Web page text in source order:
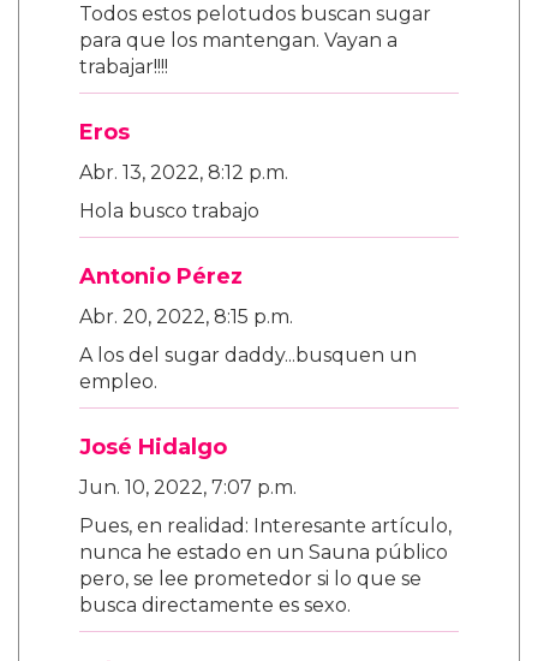
Todos estos pelotudos buscan sugar
para que los mantengan. Vayan a
trabajar!!!!
Eros
Abr. 13, 2022, 8:12 p.m.
Hola busco trabajo
Antonio Pérez
Abr. 20, 2022, 8:15 p.m.
A los del sugar daddy...busquen un
empleo.
José Hidalgo
Jun. 10, 2022, 7:07 p.m.
Pues, en realidad: Interesante artículo,
nunca he estado en un Sauna público
pero, se lee prometedor si lo que se
busca directamente es sexo.